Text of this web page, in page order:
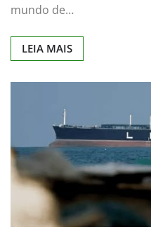
mundo de…
LEIA MAIS